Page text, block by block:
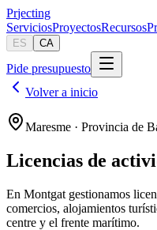
Prjecting
ServiciosProyectosRecursos
ES CA
Pide presupuesto
Volver a inicio
Maresme · Provincia de
Licencias de
En Montgat gestionamos
comercios, alojamientos
centre y el frente marítimo.